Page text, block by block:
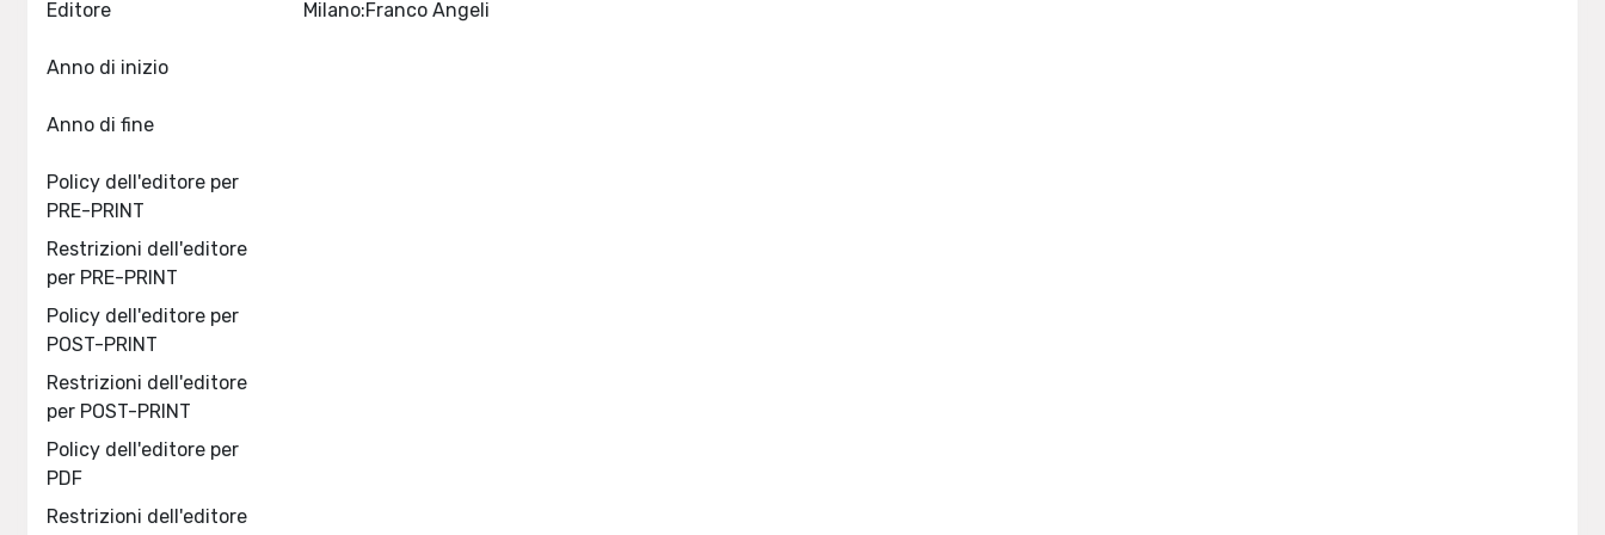
Editore
Anno di inizio
Anno di fine
Policy dell'editore per
PRE-PRINT
Restrizioni dell'editore
per PRE-PRINT
Policy dell'editore per
POST-PRINT
Restrizioni dell'editore
per POST-PRINT
Policy dell'editore per
PDF
Restrizioni dell'editore